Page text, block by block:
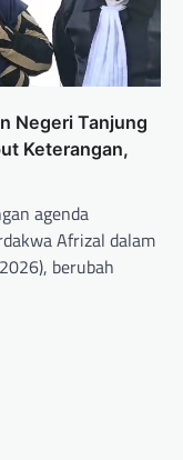
Negeri Tanjung
Keterangan,
agenda
Afrizal dalam
berubah